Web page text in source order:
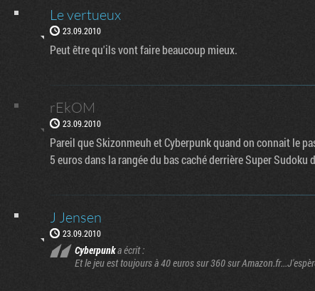
Le vertueux
23.09.2010
Peut être qu'ils vont faire beaucoup mieux.
rEkOM
23.09.2010
Pareil que Skizonmeuh et Cyberpunk quand on connait le
5 euros dans la rangée du bas caché derrière Super Sudoku
J Jensen
23.09.2010
Cyberpunka écrit :
Et le jeu est toujours à 40 euros sur 360 sur